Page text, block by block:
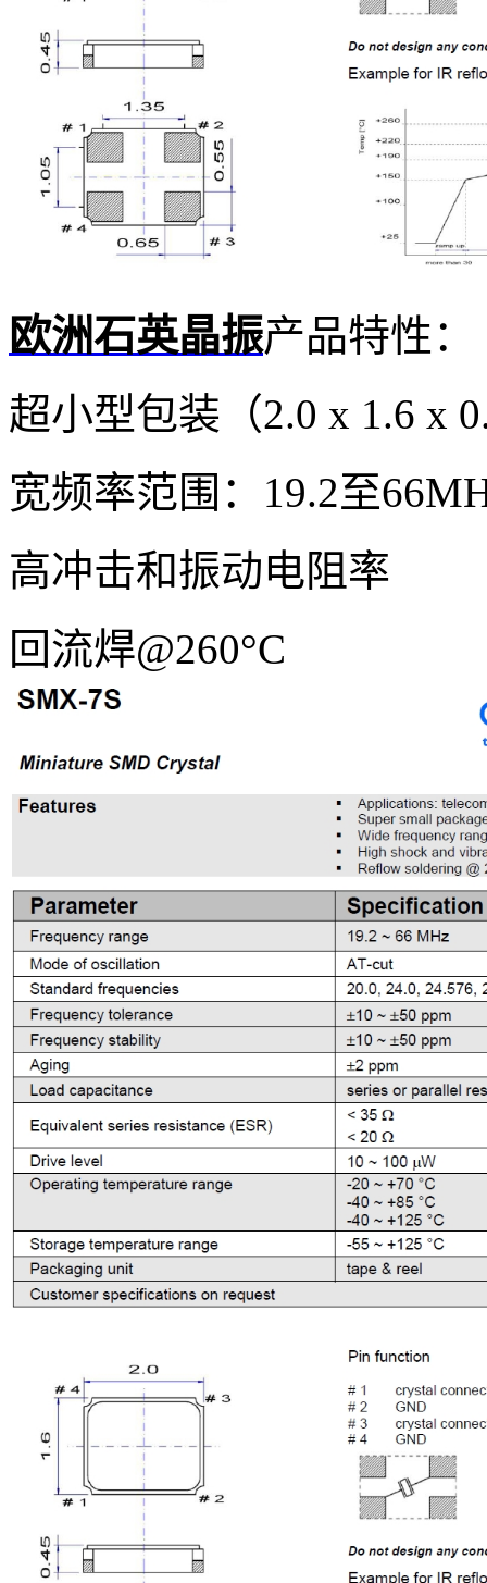
欧洲石英晶振产品特性：
超小型包装（2.0 x 1.6 x
宽频率范围：19.2至
高冲击和振动电阻率
回流焊@260°C